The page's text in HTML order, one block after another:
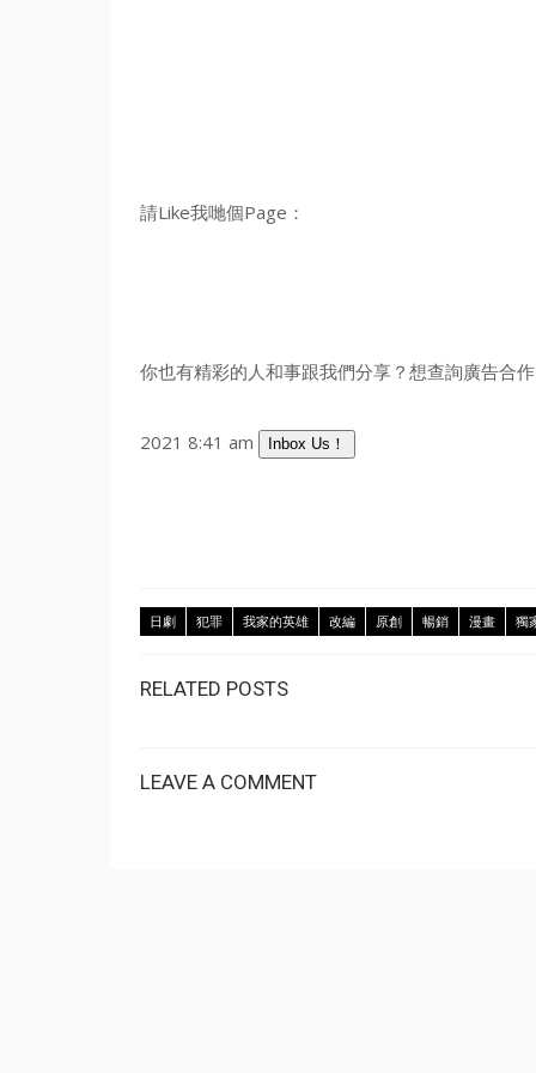
請Like我哋個Page：
你也有精彩的人和事跟我們分享？想查詢廣告合
2021 8:41 am Inbox Us！
日劇 犯罪 我家的英雄 改編 原創 暢銷 漫畫 獨
RELATED POSTS
LEAVE A COMMENT